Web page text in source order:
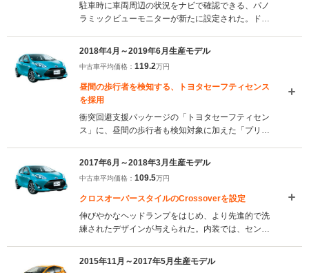
駐車時に車両周辺の状況をナビで確認できる、パノ
ラミックビューモニターが新たに設定された。ドア
下向きになり、駐車ラインなどの確認が容易になる
リバース連動機能が採用されている。フロントグリ
ルやリアコンビランプなどの意匠も変更された
（2019.7）
2018年4月～2019年6月生産モデル
中古車平均価格： 119.2万円
昼間の歩行者を検知する、トヨタセーフティセンス
を採用
衝突回避支援パッケージの「トヨタセーフティセン
ス」に、昼間の歩行者も検知対象に加えた「プリク
などにおけるアクセルペダル踏み間違い時の衝突被
害軽減に寄与する安全機能、「インテリジェントク
リアランスソナー」もオプションで用意されてい
る。（2018.4）
2017年6月～2018年3月生産モデル
中古車平均価格： 109.5万円
クロスオーバースタイルのCrossoverを設定
伸びやかなヘッドランプをはじめ、より先進的で洗
練されたデザインが与えられた。内装では、センタ
プレイを標準装備。また、この変更を機に16インチ
専用アルミホイールやフェンダーアーチモールなど
2015年11月～2017年5月生産モデル